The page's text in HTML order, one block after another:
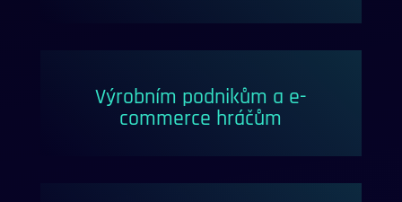
Výrobním podnikům a e-
commerce hráčům